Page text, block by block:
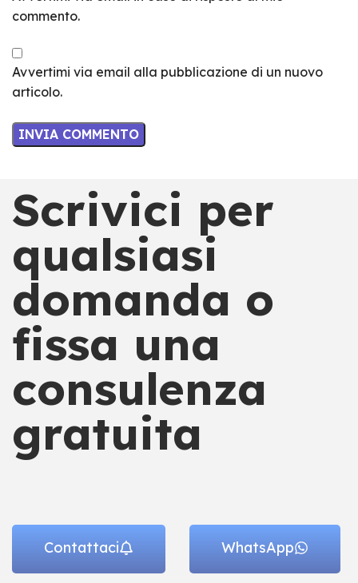
commento.
Avvertimi via email alla pubblicazione di un nuovo
articolo.
Scrivici per
qualsiasi
domanda o
fissa una
consulenza
gratuita
Contattaci WhatsApp